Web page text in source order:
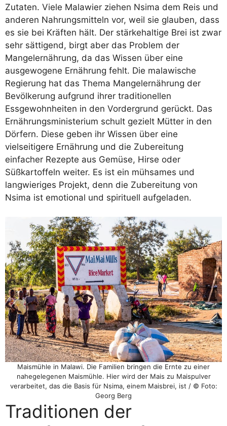
Zutaten. Viele Malawier ziehen Nsima dem Reis und
anderen Nahrungsmitteln vor, weil sie glauben, dass
es sie bei Kräften hält. Der stärkehaltige Brei ist zwar
sehr sättigend, birgt aber das Problem der
Mangelernährung, da das Wissen über eine
ausgewogene Ernährung fehlt. Die malawische
Regierung hat das Thema Mangelernährung der
Bevölkerung aufgrund ihrer traditionellen
Essgewohnheiten in den Vordergrund gerückt. Das
Ernährungsministerium schult gezielt Mütter in den
Dörfern. Diese geben ihr Wissen über eine
vielseitigere Ernährung und die Zubereitung
einfacher Rezepte aus Gemüse, Hirse oder
Süßkartoffeln weiter. Es ist ein mühsames und
langwieriges Projekt, denn die Zubereitung von
Nsima ist emotional und spirituell aufgeladen.
Maismühle in Malawi. Die Familien bringen die Ernte zu einer
nahegelegenen Maismühle. Hier wird der Mais zu Maispulver
verarbeitet, das die Basis für Nsima, einem Maisbrei, ist / © Foto:
Georg Berg
Traditionen der